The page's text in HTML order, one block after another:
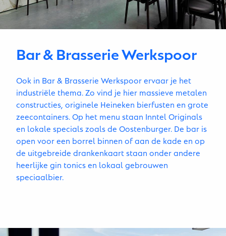
Bar & Brasserie Werkspoor
Ook in Bar & Brasserie Werkspoor ervaar je het
industriële thema. Zo vind je hier massieve metalen
constructies, originele Heineken bierfusten en grote
zeecontainers. Op het menu staan Inntel Originals
en lokale specials zoals de Oostenburger. De bar is
open voor een borrel binnen of aan de kade en op
de uitgebreide drankenkaart staan onder andere
heerlijke gin tonics en lokaal gebrouwen
speciaalbier.